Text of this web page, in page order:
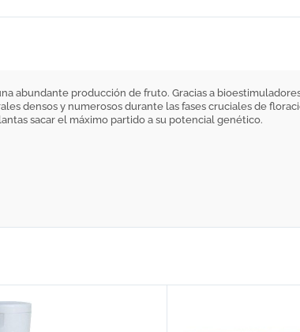
abundante producción de fruto. Gracias a
densos y numerosos durante las fases cruciales de
sacar el máximo partido a su potencial genético.